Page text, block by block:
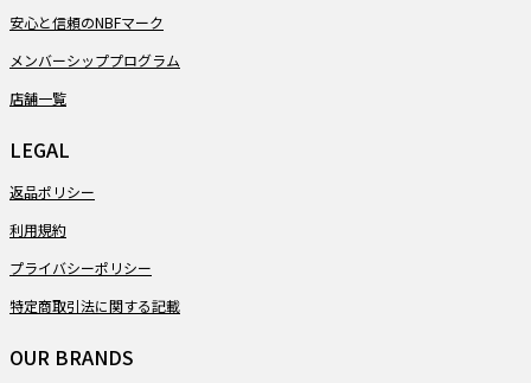
安心と信頼のNBFマーク
メンバーシッププログラム
店舗一覧
LEGAL
返品ポリシー
利用規約
プライバシーポリシー
特定商取引法に関する記載
OUR BRANDS